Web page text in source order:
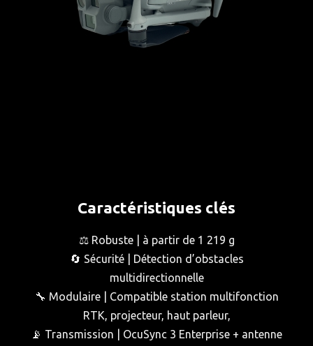
Caractéristiques clés
⚖️ Robuste | à partir de 1 219 g
🔄 Sécurité | Détection d’obstacles
multidirectionnelle
🔧 Modulaire | Compatible station multifonction
RTK, projecteur, haut parleur,
📡 Transmission | OcuSync 3 Enterprise + antenne